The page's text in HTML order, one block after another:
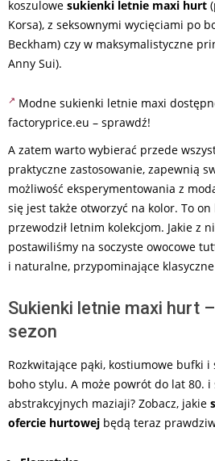
koszulowe sukienki letnie maxi hurt
Korsa), z seksownymi wycięciami po
Beckham) czy w maksymalistyczne
Anny Sui).
Modne sukienki letnie maxi
factoryprice.eu – sprawdź!
A zatem warto wybierać przede
praktyczne zastosowanie, zapewnią
możliwość eksperymentowania z
się jest także otworzyć na kolor. To
przewodził letnim kolekcjom. Jakie z
postawiliśmy na soczyste owocowe
i naturalne, przypominające
Sukienki letnie maxi hurt
sezon
Rozkwitające pąki, kostiumowe bufki i
boho stylu. A może powrót do lat 80. i
abstrakcyjnych maziaji? Zobacz, jakie
ofercie hurtowej będą teraz